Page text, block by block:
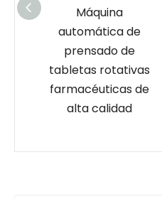
de
Empaquetadora
rotatoria de alta
velocidad de la
ampolla de la
píldora del
hospital